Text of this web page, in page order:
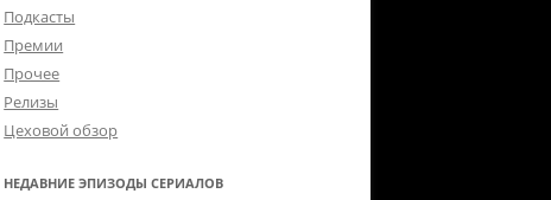
Подкасты
Премии
Прочее
Релизы
Цеховой обзор
НЕДАВНИЕ ЭПИЗОДЫ СЕРИАЛОВ